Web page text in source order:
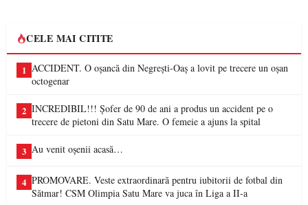
CELE MAI CITITE
1 ACCIDENT. O oșancă din Negrești-Oaș a lovit pe trecere un oșan
octogenar
2 INCREDIBIL!!! Șofer de 90 de ani a produs un accident pe o
trecere de pietoni din Satu Mare. O femeie a ajuns la spital
3 Au venit oșenii acasă…
4 PROMOVARE. Veste extraordinară pentru iubitorii de fotbal din
Sătmar! CSM Olimpia Satu Mare va juca în Liga a II-a